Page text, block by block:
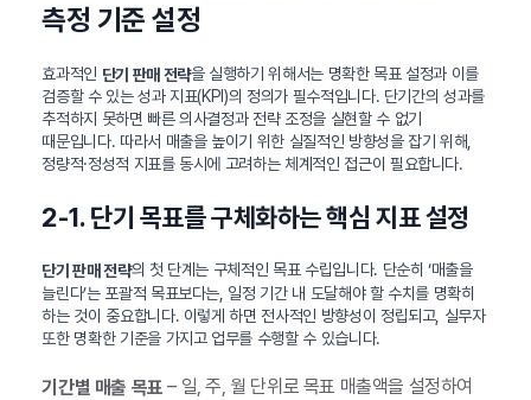
측정 기준 설정
효과적인 단기 판매 전략을 실행하기 위해서는 명확한 목표 설정과 이를
검증할 수 있는 성과 지표(KPI)의 정의가 필수적입니다. 단기간의 성과를
추적하지 못하면 빠른 의사결정과 전략 조정을 실현할 수 없기
때문입니다. 따라서 매출을 높이기 위한 실질적인 방향성을 잡기 위해,
정량적·정성적 지표를 동시에 고려하는 체계적인 접근이 필요합니다.
2-1. 단기 목표를 구체화하는 핵심 지표 설정
단기 판매 전략의 첫 단계는 구체적인 목표 수립입니다. 단순히 ‘매출을
늘린다’는 포괄적 목표보다는, 일정 기간 내 도달해야 할 수치를 명확히
하는 것이 중요합니다. 이렇게 하면 전사적인 방향성이 정립되고, 실무자
또한 명확한 기준을 가지고 업무를 수행할 수 있습니다.
기간별 매출 목표 – 일, 주, 월 단위로 목표 매출액을 설정하여